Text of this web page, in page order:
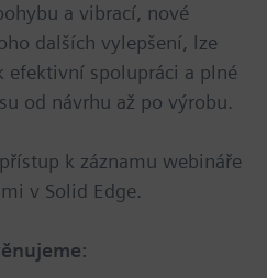
a vibrací, nové
dalších vylepšení, lze
efektivní spolupráci a plné
od návrhu až po výrobu.
k záznamu webináře
v Solid Edge.